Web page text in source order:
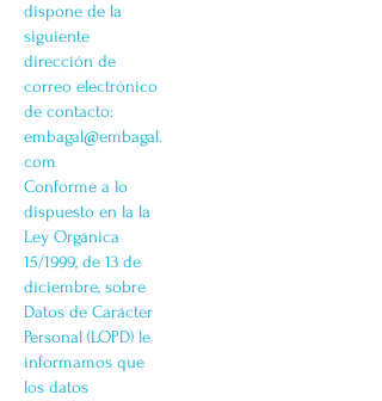
dispone de la
siguiente
dirección de
correo electrónico
de contacto:
embagal@embagal.
com
Conforme a lo
dispuesto en la la
Ley Orgánica
15/1999, de 13 de
diciembre, sobre
Datos de Carácter
Personal (LOPD) le
informamos que
los datos